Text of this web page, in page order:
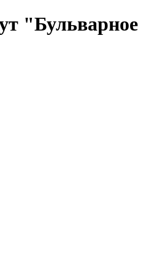
"Бульварное